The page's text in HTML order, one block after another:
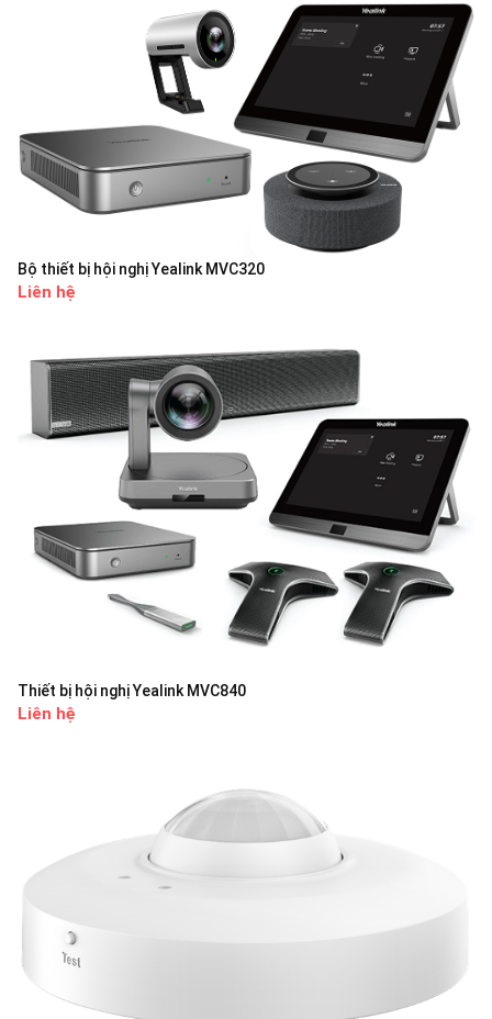
Bộ thiết bị hội nghị Yealink MVC320
Liên hệ
Thiết bị hội nghị Yealink MVC840
Liên hệ